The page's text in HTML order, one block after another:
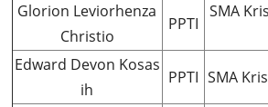
Glorion Leviorhenza
Christio
PPTI
SMA
Edward Devon Kosas
ih
PPTI SMA